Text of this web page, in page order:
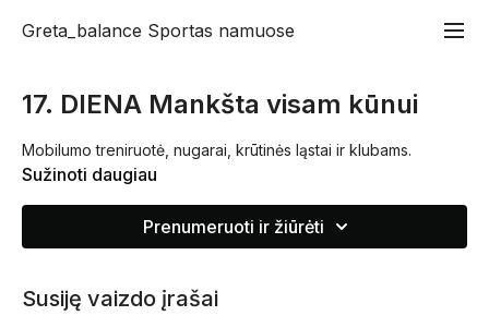
Greta_balance Sportas namuose
17. DIENA Mankšta visam kūnui
Mobilumo treniruotė, nugarai, krūtinės ląstai ir klubams.
Sužinoti daugiau
Prenumeruoti ir žiūrėti
Susiję vaizdo įrašai